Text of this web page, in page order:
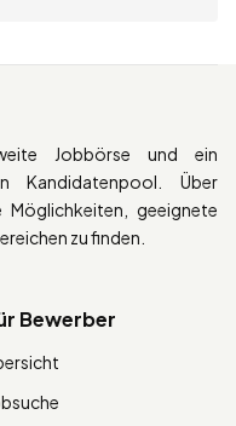
Jobbörse und ein
Kandidatenpool. Über
geeignete
zu finden.
Bewerber